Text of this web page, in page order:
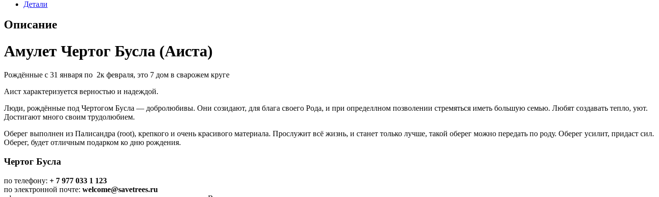
Детали
Описание
Амулет Чертог Бусла (Аиста)
Рождённые с 31 января по 2к февраля, это 7 дом в сварожем круге
Аист характеризуется верностью и надеждой.
Люди, рождённые под Чертогом Бусла — добролюбивы. Они созидают, для блага своего Рода, и при определлном позволении стремяться иметь большую семью. Любят создавать тепло, уют.
Достигают много своим трудолюбием.
Оберег выполнен из Палисандра (root), крепкого и очень красивого материала. Прослужит всё жизнь, и станет только лучше, такой оберег можно передать по роду. Оберег усилит, придаст сил.
Оберег, будет отличным подарком ко дню рождения.
Чертог Бусла
по телефону: + 7 977 033 1 123
по электронной почте: welcome@savetrees.ru